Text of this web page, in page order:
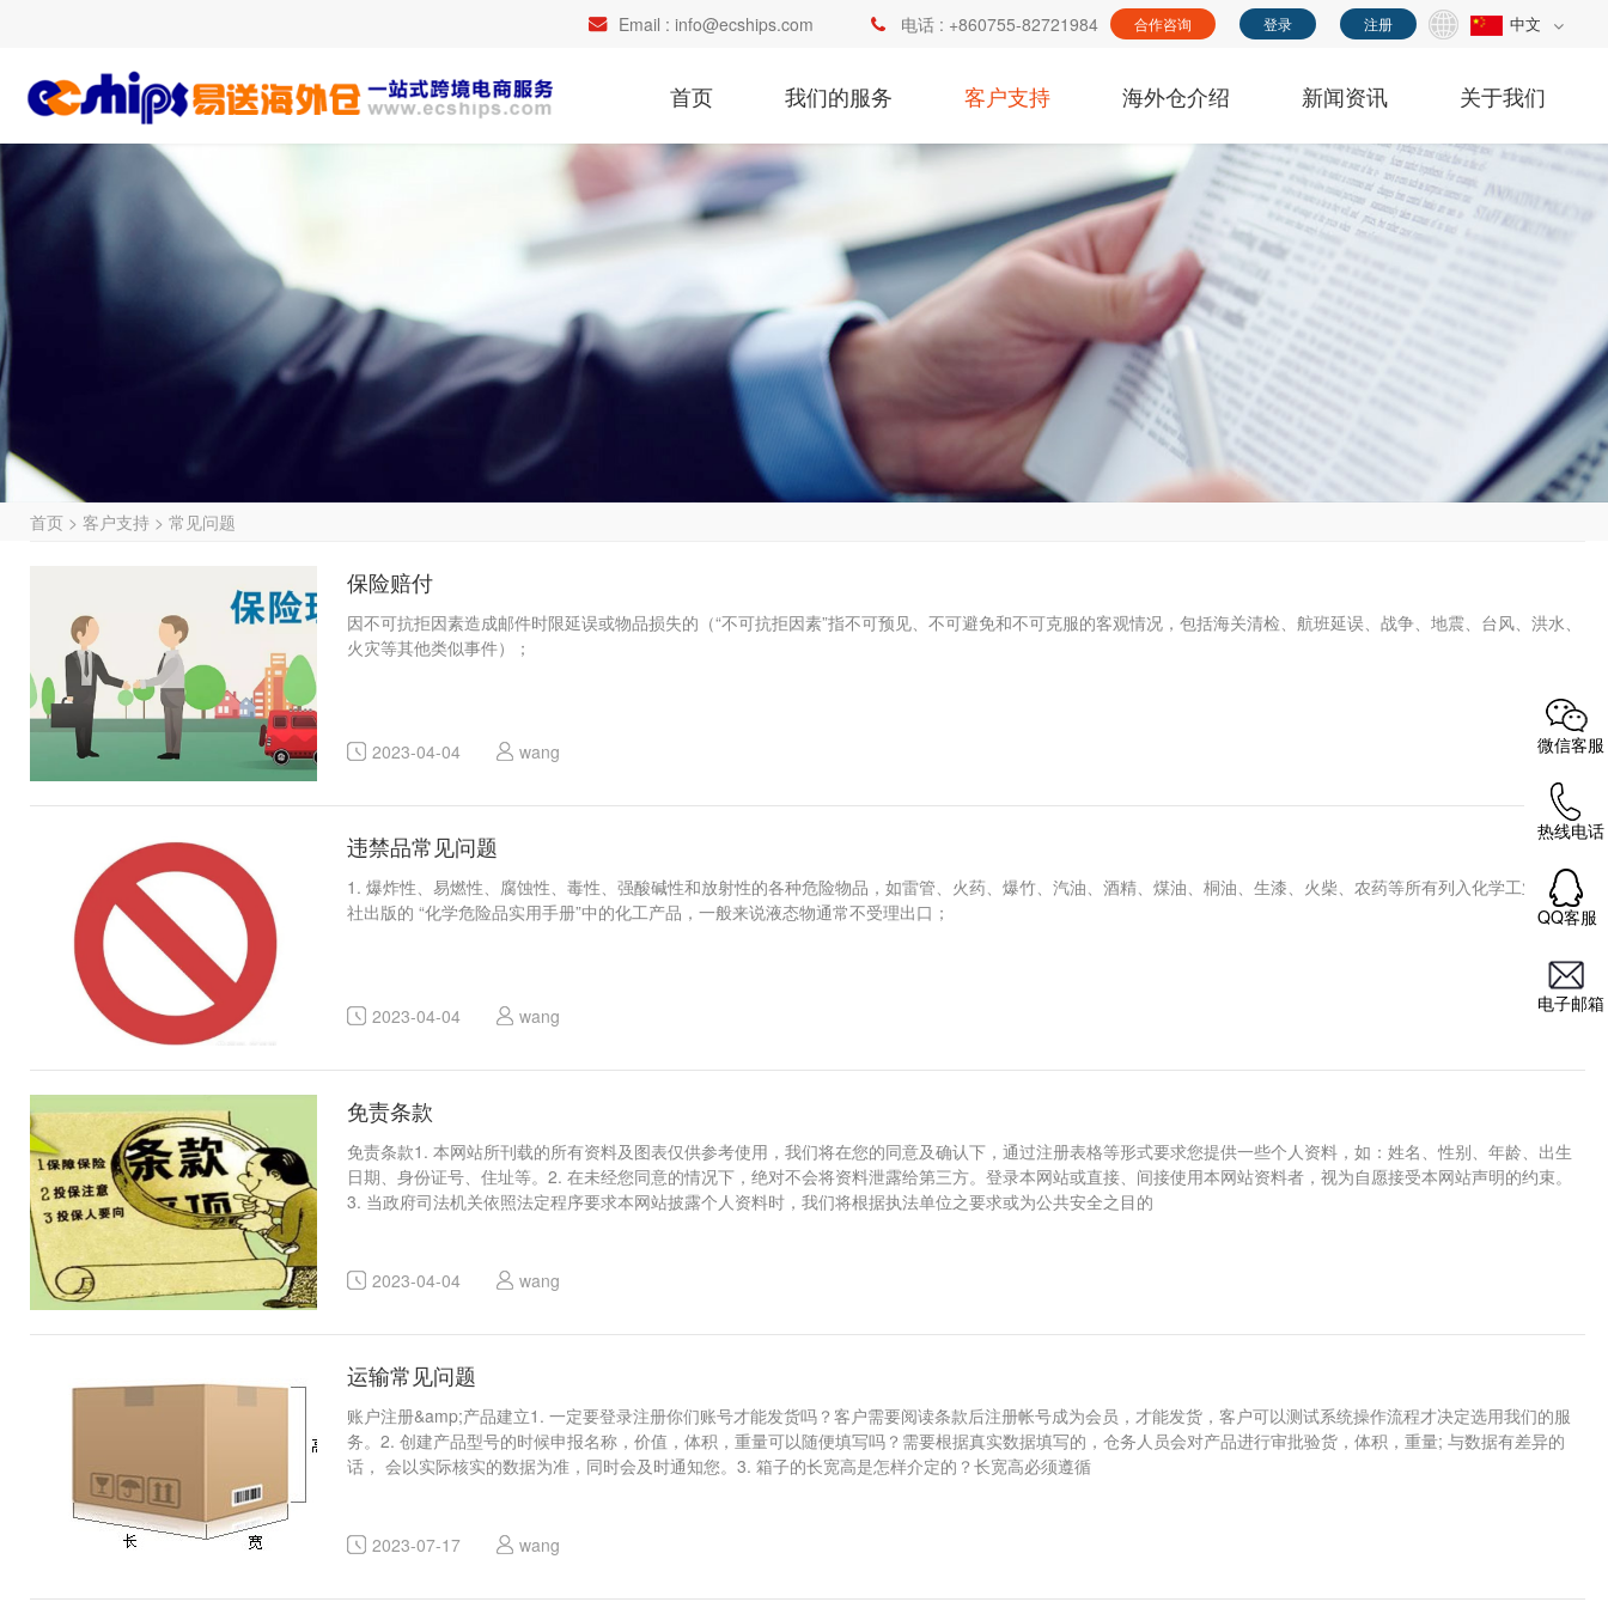
中文
注册
登录
合作咨询
Email : info@ecships.com 电话 : +860755-82721984
首页 我们的服务 客户支持 海外仓介绍 新闻资讯 关于我们
首页 > 客户支持 > 常见问题
保险赔付
因不可抗拒因素造成邮件时限延误或物品损失的（“不可抗拒因素”指不可预见、不可避免和不可克服的客观情况，包括海关清检、航班延误、战争、地震、台风、洪水、
火灾等其他类似事件）；
2023-04-04 wang
违禁品常见问题
1. 爆炸性、易燃性、腐蚀性、毒性、强酸碱性和放射性的各种危险物品，如雷管、火药、爆竹、汽油、酒精、煤油、桐油、生漆、火柴、农药等所有列入化学工业出版
社出版的 “化学危险品实用手册”中的化工产品，一般来说液态物通常不受理出口；
2023-04-04 wang
免责条款
免责条款1. 本网站所刊载的所有资料及图表仅供参考使用，我们将在您的同意及确认下，通过注册表格等形式要求您提供一些个人资料，如：姓名、性别、年龄、出生
日期、身份证号、住址等。2. 在未经您同意的情况下，绝对不会将资料泄露给第三方。登录本网站或直接、间接使用本网站资料者，视为自愿接受本网站声明的约束。
3. 当政府司法机关依照法定程序要求本网站披露个人资料时，我们将根据执法单位之要求或为公共安全之目的
2023-04-04 wang
运输常见问题
账户注册&amp;产品建立1. 一定要登录注册你们账号才能发货吗？客户需要阅读条款后注册帐号成为会员，才能发货，客户可以测试系统操作流程才决定选用我们的服
务。2. 创建产品型号的时候申报名称，价值，体积，重量可以随便填写吗？需要根据真实数据填写的，仓务人员会对产品进行审批验货，体积，重量; 与数据有差异的
话， 会以实际核实的数据为准，同时会及时通知您。3. 箱子的长宽高是怎样介定的？长宽高必须遵循
2023-07-17 wang
微信客服
热线电话
QQ客服
电子邮箱